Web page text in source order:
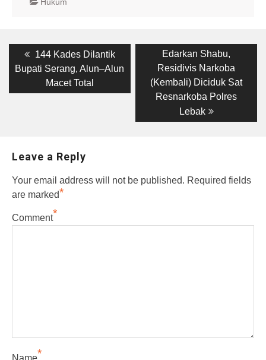
Post
navigation
Previous
post:
144 Kades Dilantik
Bupati Serang, Alun–Alun
Macet Total
Next
post:
Edarkan Shabu,
Residivis Narkoba
(Kembali) Diciduk Sat
Resnarkoba Polres
Lebak
Leave a Reply
Your email address will not be published. Required fields
are marked*
Comment*
Name*